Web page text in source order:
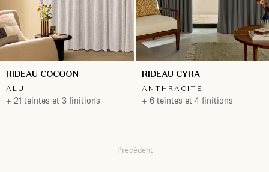
RIDEAU COCOON
ALU
+ 21 teintes et 3 finitions
RIDEAU CYRA
ANTHRACITE
+ 6 teintes et 4 finitions
Précédent